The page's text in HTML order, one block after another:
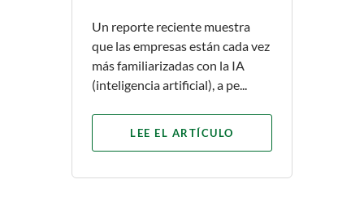
Un reporte reciente muestra
que las empresas están cada vez
más familiarizadas con la IA
(inteligencia artificial), a pe...
LEE EL ARTÍCULO